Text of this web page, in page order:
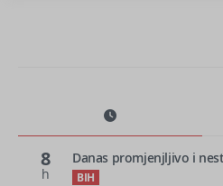
8
h
Danas promjenjljivo i
BIH